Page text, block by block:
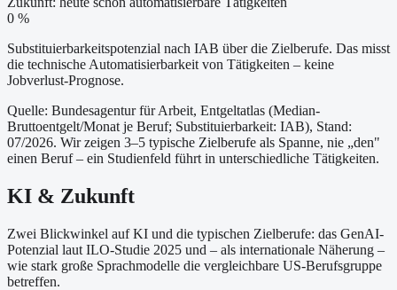
0 %
Substituierbarkeitspotenzial nach IAB über die Zielberufe. Das misst
die technische Automatisierbarkeit von Tätigkeiten – keine
Jobverlust-Prognose.
Quelle: Bundesagentur für Arbeit, Entgeltatlas (Median-
Bruttoentgelt/Monat je Beruf; Substituierbarkeit: IAB), Stand:
07/2026. Wir zeigen 3–5 typische Zielberufe als Spanne, nie „den"
einen Beruf – ein Studienfeld führt in unterschiedliche Tätigkeiten.
KI & Zukunft
Zwei Blickwinkel auf KI und die typischen Zielberufe: das GenAI-
Potenzial laut ILO-Studie 2025 und – als internationale Näherung –
wie stark große Sprachmodelle die vergleichbare US-Berufsgruppe
betreffen.